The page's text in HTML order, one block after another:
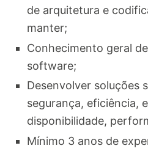
de arquitetura e
manter;
Conhecimento geral
software;
Desenvolver soluções
segurança, eficiência,
disponibilidade,
Mínimo 3 anos de